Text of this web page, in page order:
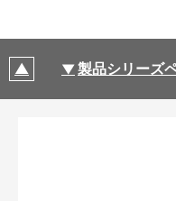
製品シリーズ